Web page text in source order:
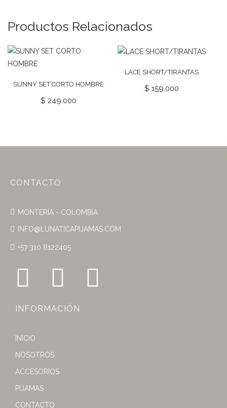
Productos Relacionados
SUNNY SET CORTO HOMBRE
$ 249.000
LACE SHORT/TIRANTAS
$ 159.000
CONTACTO
MONTERÍA - COLOMBIA
INFO@LUNATICAPIJAMAS.COM
+57 310 8122405
INFORMACIÓN
INICIO
NOSOTROS
ACCESORIOS
PIJAMAS
CONTACTO